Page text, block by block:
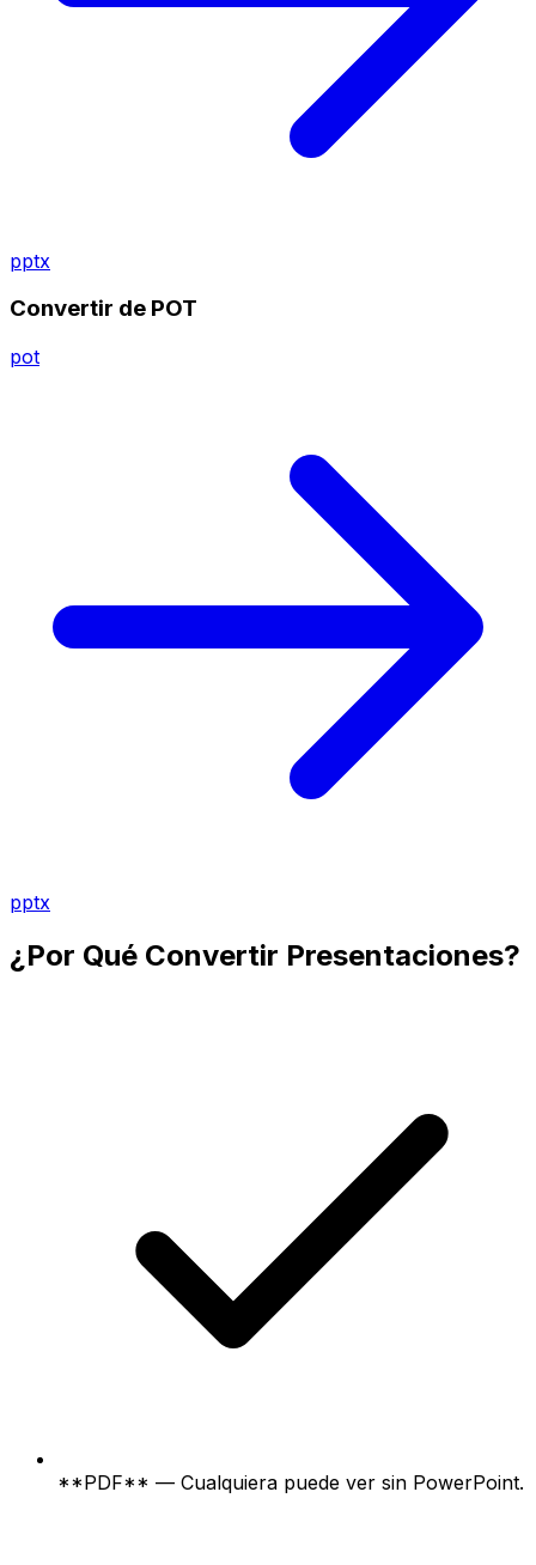
pptx
Convertir de POT
pot
pptx
¿Por Qué Convertir Presentaciones?
**PDF** — Cualquiera puede ver sin PowerPoint.